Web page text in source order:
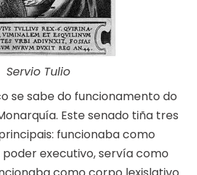
Servio Tulio
se sabe do funcionamento do
Este senado tiña tres
funcionaba como
executivo, servía como